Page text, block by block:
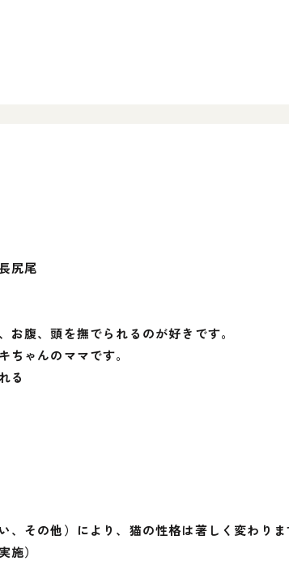
尻尾
腹、頭を撫でられるのが好きです。
ゃんのママです。
る
その他）により、猫の性格は著しく変わり
）